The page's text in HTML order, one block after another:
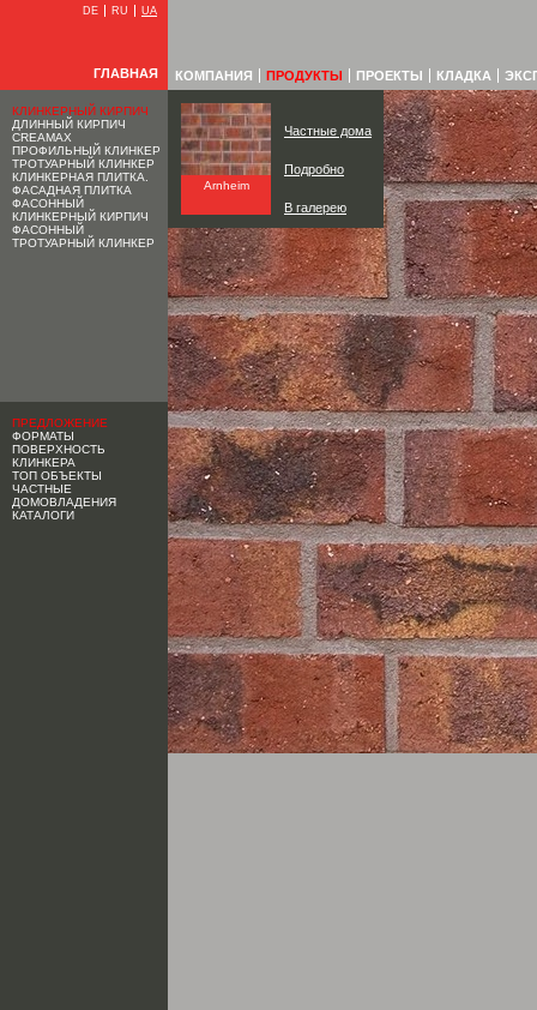
DE RU UA
ГЛАВНАЯ КОМПАНИЯ ПРОДУКТЫ ПРОЕКТЫ КЛАДКА
КЛИНКЕРНЫЙ КИРПИЧ
ДЛИННЫЙ КИРПИЧ
CREAMAX
ПРОФИЛЬНЫЙ КЛИНКЕР
ТРОТУАРНЫЙ КЛИНКЕР
КЛИНКЕРНАЯ ПЛИТКА.
ФАСАДНАЯ ПЛИТКА
ФАСОННЫЙ
КЛИНКЕРНЫЙ КИРПИЧ
ФАСОННЫЙ
ТРОТУАРНЫЙ КЛИНКЕР
ПРЕДЛОЖЕНИЕ
ФОРМАТЫ
ПОВЕРХНОСТЬ
КЛИНКЕРА
ТОП ОБЪЕКТЫ
ЧАСТНЫЕ
ДОМОВЛАДЕНИЯ
КАТАЛОГИ
Arnheim
Частные дома
Подробно
В галерею